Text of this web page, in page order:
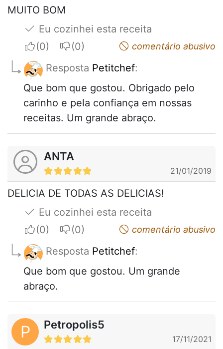
MUITO BOM
Eu cozinhei esta receita
I apreciateI do not appreciatecomentário abusivo
Resposta Petitchef:
Que bom que gostou. Obrigado pelo
carinho e pela confiança em nossas
receitas. Um grande abraço.
ANTA
21/01/2019
DELICIA DE TODAS AS DELICIAS!
Eu cozinhei esta receita
I apreciateI do not appreciatecomentário abusivo
Resposta Petitchef:
Que bom que gostou. Um grande
abraço.
P Petropolis5
17/11/2021